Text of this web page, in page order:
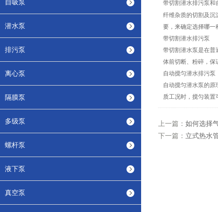
自吸泵
潜水泵
排污泵
离心泵
隔膜泵
多级泵
螺杆泵
液下泵
真空泵
带切割潜水排污泵和
纤维杂质的切割及沉
要，来确定选择哪一
带切割潜水排污泵
带切割潜水泵是在普
体前切断、粉碎，保
自动搅匀潜水排污泵
自动搅匀潜水泵的
质工况时，搅匀装
上一篇： 如何选择
下一篇： 立式热水